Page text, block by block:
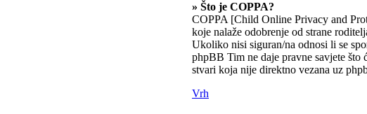
» Što je COPPA?
COPPA [Child Online Privacy and
koje nalaže odobrenje od strane
Ukoliko nisi siguran/na odnosi li se
phpBB Tim ne daje pravne savjete
stvari koja nije direktno vezana uz
Vrh